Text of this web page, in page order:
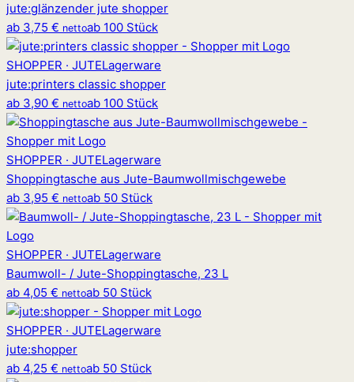
jute:glänzender jute shopper
ab 3,75 € nettoab 100 Stück
SHOPPER · JUTELagerware
jute:printers classic shopper
ab 3,90 € nettoab 100 Stück
SHOPPER · JUTELagerware
Shoppingtasche aus Jute-Baumwollmischgewebe
ab 3,95 € nettoab 50 Stück
SHOPPER · JUTELagerware
Baumwoll- / Jute-Shoppingtasche, 23 L
ab 4,05 € nettoab 50 Stück
SHOPPER · JUTELagerware
jute:shopper
ab 4,25 € nettoab 50 Stück